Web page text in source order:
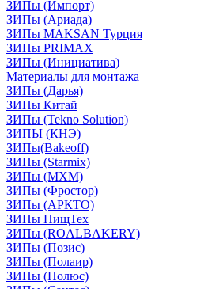
ЗИПы (Импорт)
ЗИПы (Ариада)
ЗИПы MAKSAN Турция
ЗИПы PRIMAX
ЗИПы (Инициатива)
Материалы для монтажа
ЗИПы (Дарья)
ЗИПы Китай
ЗИПы (Tekno Solution)
ЗИПЫ (КНЭ)
ЗИПы(Bakeoff)
ЗИПы (Starmix)
ЗИПы (МХМ)
ЗИПы (Фростор)
ЗИПы (АРКТО)
ЗИПы ПищТех
ЗИПы (ROALBAKERY)
ЗИПы (Позис)
ЗИПы (Полаир)
ЗИПы (Полюс)